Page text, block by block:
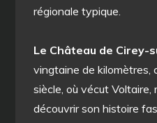
régionale typique.
Le Château de Cirey-
vingtaine de kilomètres,
siècle, où vécut
découvrir son histoire